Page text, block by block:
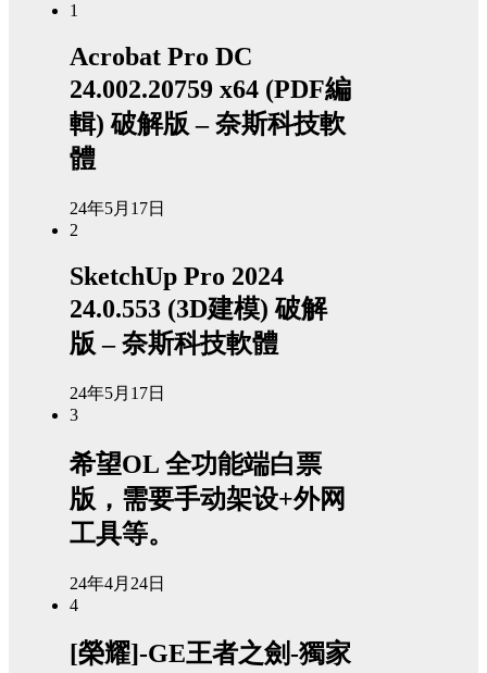
1
Acrobat Pro DC
24.002.20759 x64 (PDF編
輯) 破解版 – 奈斯科技軟
體
24年5月17日
2
SketchUp Pro 2024
24.0.553 (3D建模) 破解
版 – 奈斯科技軟體
24年5月17日
3
希望OL 全功能端白票
版，需要手动架设+外网
工具等。
24年4月24日
4
[榮耀]-GE王者之劍-獨家